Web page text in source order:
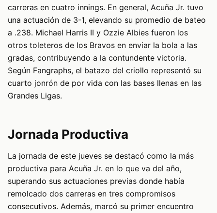
carreras en cuatro innings. En general, Acuña Jr. tuvo
una actuación de 3-1, elevando su promedio de bateo
a .238. Michael Harris II y Ozzie Albies fueron los
otros toleteros de los Bravos en enviar la bola a las
gradas, contribuyendo a la contundente victoria.
Según Fangraphs, el batazo del criollo representó su
cuarto jonrón de por vida con las bases llenas en las
Grandes Ligas.
Jornada Productiva
La jornada de este jueves se destacó como la más
productiva para Acuña Jr. en lo que va del año,
superando sus actuaciones previas donde había
remolcado dos carreras en tres compromisos
consecutivos. Además, marcó su primer encuentro